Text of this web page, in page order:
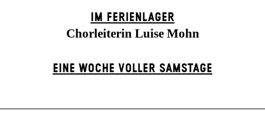
IM FERIEN­LAGER
Chorleiterin Luise Mohn
EINE WOCHE VOLLER SAMSTAGE